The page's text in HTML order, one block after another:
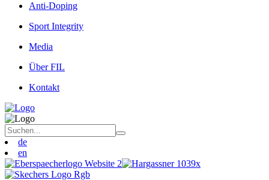
Anti-Doping
Sport Integrity
Media
Über FIL
Kontakt
de
en